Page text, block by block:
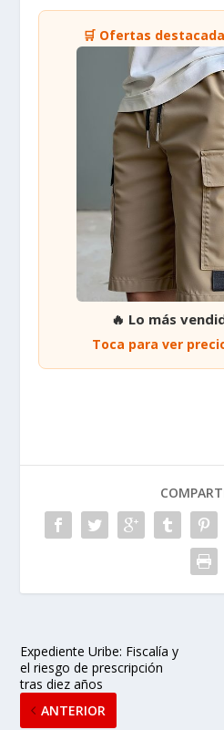
🛒 Ofertas
🔥 Lo más
Toca para ver
Expediente Uribe: Fiscalía y
el riesgo de prescripción
tras diez años
ANTERIOR